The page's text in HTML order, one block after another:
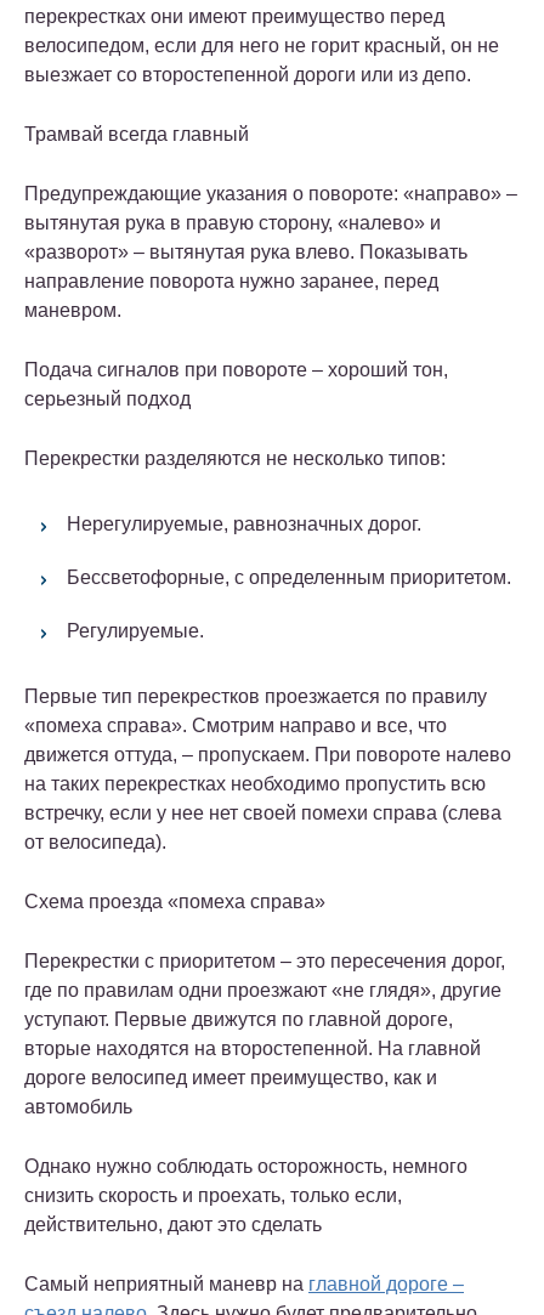
перекрестках они имеют преимущество перед
велосипедом, если для него не горит красный, он не
выезжает со второстепенной дороги или из депо.
Трамвай всегда главный
Предупреждающие указания о повороте: «направо» –
вытянутая рука в правую сторону, «налево» и
«разворот» – вытянутая рука влево. Показывать
направление поворота нужно заранее, перед
маневром.
Подача сигналов при повороте – хороший тон,
серьезный подход
Перекрестки разделяются не несколько типов:
Нерегулируемые, равнозначных дорог.
Бессветофорные, с определенным приоритетом.
Регулируемые.
Первые тип перекрестков проезжается по правилу
«помеха справа». Смотрим направо и все, что
движется оттуда, – пропускаем. При повороте налево
на таких перекрестках необходимо пропустить всю
встречку, если у нее нет своей помехи справа (слева
от велосипеда).
Схема проезда «помеха справа»
Перекрестки с приоритетом – это пересечения дорог,
где по правилам одни проезжают «не глядя», другие
уступают. Первые движутся по главной дороге,
вторые находятся на второстепенной. На главной
дороге велосипед имеет преимущество, как и
автомобиль
Однако нужно соблюдать осторожность, немного
снизить скорость и проехать, только если,
действительно, дают это сделать
Самый неприятный маневр на главной дороге –